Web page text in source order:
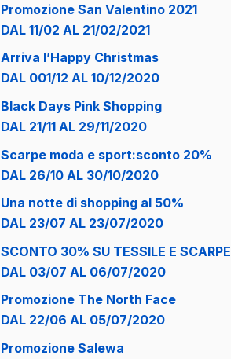
Promozione San Valentino 2021
DAL 11/02 AL 21/02/2021
Arriva l’Happy Christmas
DAL 001/12 AL 10/12/2020
Black Days Pink Shopping
DAL 21/11 AL 29/11/2020
Scarpe moda e sport:sconto 20%
DAL 26/10 AL 30/10/2020
Una notte di shopping al 50%
DAL 23/07 AL 23/07/2020
SCONTO 30% SU TESSILE E SCARPE
DAL 03/07 AL 06/07/2020
Promozione The North Face
DAL 22/06 AL 05/07/2020
Promozione Salewa